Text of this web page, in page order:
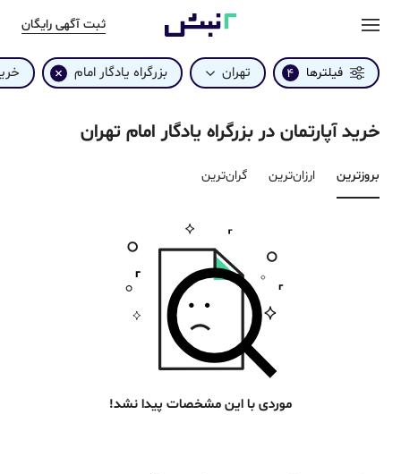
ثبت آگهی رایگان
فیلترها 4 تهران بزرگراه یادگار امام
خرید آپارتمان در بزرگراه یادگار امام تهران
بروزترین‌ ارزان‌ترین گران‌ترین
موردی با این مشخصات پیدا نشد!